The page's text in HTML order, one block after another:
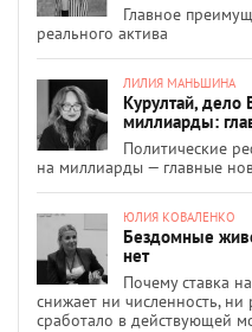
Главное
реального актива
ЛИЛИЯ МАНЬШИНА
Курултай,
миллиарды:
Политические
на миллиарды — главные
ЮЛИЯ КОВАЛЕНКО
Бездомные
нет
Почему ставка
снижает ни численность,
сработало в действующей